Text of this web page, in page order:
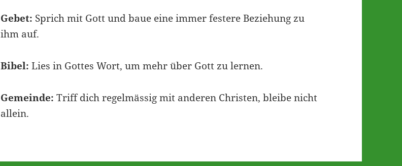
Gebet: Sprich mit Gott und baue eine immer festere Beziehung zu
ihm auf.
Bibel: Lies in Gottes Wort, um mehr über Gott zu lernen.
Gemeinde: Triff dich regelmässig mit anderen Christen, bleibe nicht
allein.